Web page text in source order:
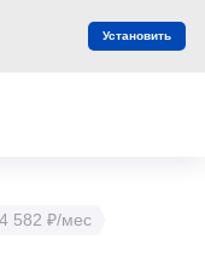
582 ₽/мес
Установить